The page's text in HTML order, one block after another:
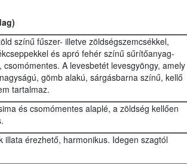
színű fűszer- illetve zöldségszemcsékkel,
és apró fehér színű sűrítőanyag-
A levesbetét levesgyöngy, amely
gömb alakú, sárgásbarna színű, kellő
tartalmaz.
és csomómentes alaplé, a zöldség kellően
illata érezhető, harmonikus. Idegen szagtól